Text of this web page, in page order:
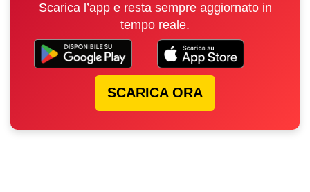
Scarica l’app e resta sempre aggiornato in
tempo reale.
SCARICA ORA